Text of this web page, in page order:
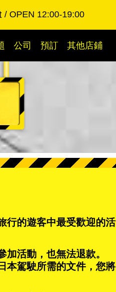
OPEN 12:00-19:00
公司 預訂 其他店鋪
行的遊客中最受歡迎的活
活動，也無法退款。
本駕駛所需的文件，您將